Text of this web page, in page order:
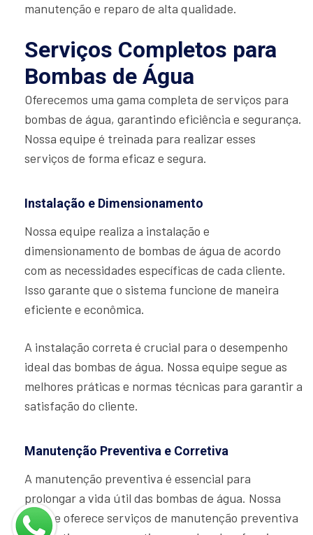
manutenção e reparo de alta qualidade.
Serviços Completos para
Bombas de Água
Oferecemos uma gama completa de serviços para
bombas de água, garantindo eficiência e segurança.
Nossa equipe é treinada para realizar esses
serviços de forma eficaz e segura.
Instalação e Dimensionamento
Nossa equipe realiza a instalação e
dimensionamento de bombas de água de acordo
com as necessidades específicas de cada cliente.
Isso garante que o sistema funcione de maneira
eficiente e econômica.
A instalação correta é crucial para o desempenho
ideal das bombas de água. Nossa equipe segue as
melhores práticas e normas técnicas para garantir a
satisfação do cliente.
Manutenção Preventiva e Corretiva
A manutenção preventiva é essencial para
prolongar a vida útil das bombas de água. Nossa
equipe oferece serviços de manutenção preventiva